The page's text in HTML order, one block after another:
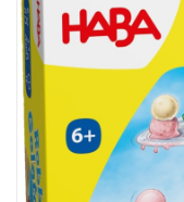
hebbedingen
kinderkamer
eten & drinken